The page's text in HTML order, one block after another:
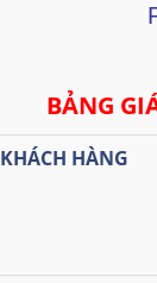
BẢNG
KHÁCH HÀNG